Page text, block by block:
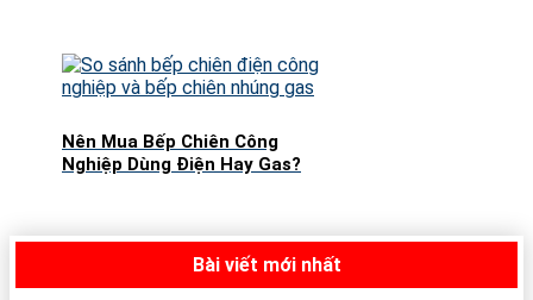
Nên Mua Bếp Chiên Công
Nghiệp Dùng Điện Hay Gas?
Bài viết mới nhất